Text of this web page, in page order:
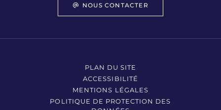
NOUS CONTACTER
PLAN DU SITE
ACCESSIBILITÉ
MENTIONS LÉGALES
POLITIQUE DE PROTECTION DES